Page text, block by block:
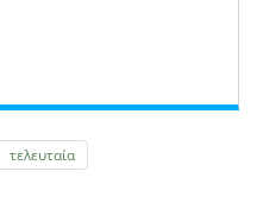
τελευταία